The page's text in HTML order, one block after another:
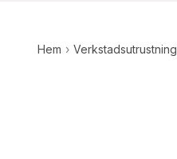
Hem › Verkstadsutrustning